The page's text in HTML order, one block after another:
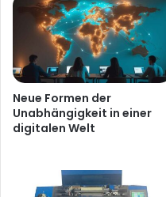
Neue Formen der
Unabhängigkeit in einer
digitalen Welt